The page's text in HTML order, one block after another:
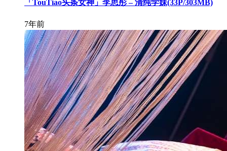
「TouTiao头条女神」李思彤 – 清纯学妹(33P/303MB)
7年前